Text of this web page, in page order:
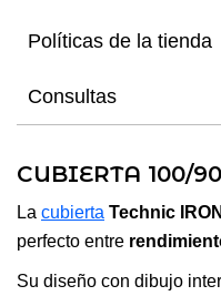
Políticas de la tienda
Consultas
CUBIERTA 100/
La cubierta Technic
perfecto entre
Su diseño con dibujo